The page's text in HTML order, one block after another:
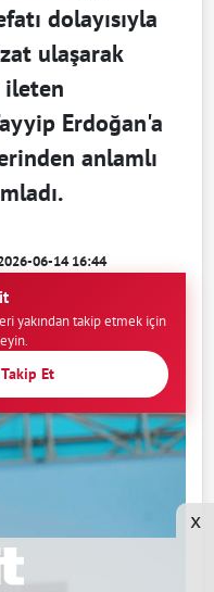
dolayısıyla
ulaşarak
ileten
Erdoğan'a
anlamlı
06-14 16:44
yakından takip etmek için
Et
x